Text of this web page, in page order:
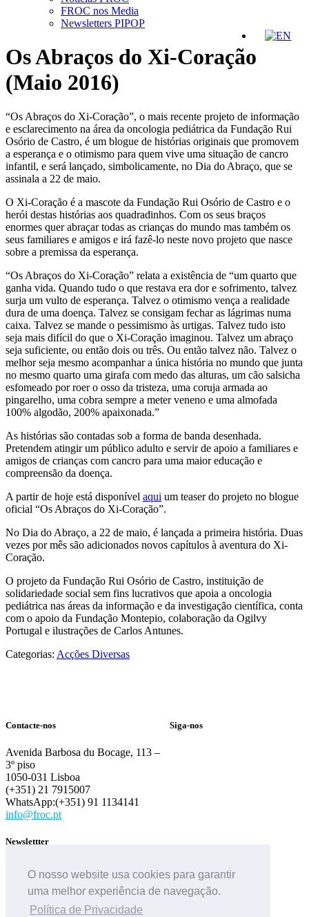
O nosso website usa cookies para garantir
uma melhor experiência de navegação.
Política de Privacidade
FROC nos Media
Newsletters PIPOP
Os Abraços do Xi-Coração
(Maio 2016)
“Os Abraços do Xi-Coração”, o mais recente projeto de informação
e esclarecimento na área da oncologia pediátrica da Fundação Rui
Osório de Castro, é um blogue de histórias originais que promovem
a esperança e o otimismo para quem vive uma situação de cancro
infantil, e será lançado, simbolicamente, no Dia do Abraço, que se
assinala a 22 de maio.
O Xi-Coração é a mascote da Fundação Rui Osório de Castro e o
herói destas histórias aos quadradinhos. Com os seus braços
enormes quer abraçar todas as crianças do mundo mas também os
seus familiares e amigos e irá fazê-lo neste novo projeto que nasce
sobre a premissa da esperança.
“Os Abraços do Xi-Coração” relata a existência de “um quarto que
ganha vida. Quando tudo o que restava era dor e sofrimento, talvez
surja um vulto de esperança. Talvez o otimismo vença a realidade
dura de uma doença. Talvez se consigam fechar as lágrimas numa
caixa. Talvez se mande o pessimismo às urtigas. Talvez tudo isto
seja mais difícil do que o Xi-Coração imaginou. Talvez um abraço
seja suficiente, ou então dois ou três. Ou então talvez não. Talvez o
melhor seja mesmo acompanhar a única história no mundo que junta
no mesmo quarto uma girafa com medo das alturas, um cão salsicha
esfomeado por roer o osso da tristeza, uma coruja armada ao
pingarelho, uma cobra sempre a meter veneno e uma almofada
100% algodão, 200% apaixonada.”
As histórias são contadas sob a forma de banda desenhada.
Pretendem atingir um público adulto e servir de apoio a familiares e
amigos de crianças com cancro para uma maior educação e
compreensão da doença.
A partir de hoje está disponível aqui um teaser do projeto no blogue
oficial “Os Abraços do Xi-Coração”.
No Dia do Abraço, a 22 de maio, é lançada a primeira história. Duas
vezes por mês são adicionados novos capítulos à aventura do Xi-
Coração.
O projeto da Fundação Rui Osório de Castro, instituição de
solidariedade social sem fins lucrativos que apoia a oncologia
pediátrica nas áreas da informação e da investigação científica, conta
com o apoio da Fundação Montepio, colaboração da Ogilvy
Portugal e ilustrações de Carlos Antunes.
Categorias: Acções Diversas
Contacte-nos
Avenida Barbosa du Bocage, 113 –
3º piso
1050-031 Lisboa
(+351) 21 7915007
WhatsApp:(+351) 91 1134141
info@froc.pt
Siga-nos
Newslettter